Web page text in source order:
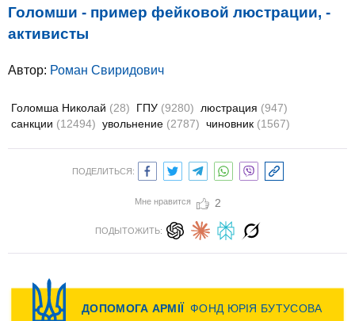
Голомши - пример фейковой люстрации, -
активисты
Автор: Роман Свиридович
Голомша Николай (28) ГПУ (9280) люстрация (947)
санкции (12494) увольнение (2787) чиновник (1567)
ПОДЕЛИТЬСЯ:
Мне нравится 2
ПОДЫТОЖИТЬ: